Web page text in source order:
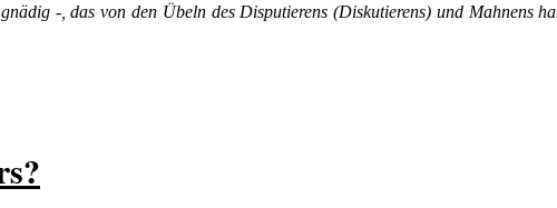
-, das von den Übeln des Disputierens (Diskutierens) und Mahnens